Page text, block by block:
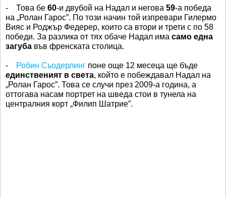
- Това бе 60-и двубой на Надал и негова 59-а победа
на „Ролан Гарос”. По този начин той изпревари Гилермо
Вияс и Роджър Федерер, които са втори и трети с по 58
победи. За разлика от тях обаче Надал има само една
загуба във френската столица.
- Робин Сьодерлинг поне още 12 месеца ще бъде
единственият в света, който е побеждавал Надал на
„Ролан Гарос”. Това се случи през 2009-а година, а
оттогава насам портрет на шведа стои в тунела на
централния корт „Филип Шатрие”.